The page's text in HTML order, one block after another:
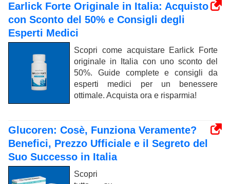
Earlick Forte Originale in Italia: Acquisto
con Sconto del 50% e Consigli degli
Esperti Medici
Scopri come acquistare Earlick Forte
originale in Italia con uno sconto del
50%. Guide complete e consigli da
esperti medici per un benessere
ottimale. Acquista ora e risparmia!
Glucoren: Cosè, Funziona Veramente?
Benefici, Prezzo Ufficiale e il Segreto del
Suo Successo in Italia
Scopri